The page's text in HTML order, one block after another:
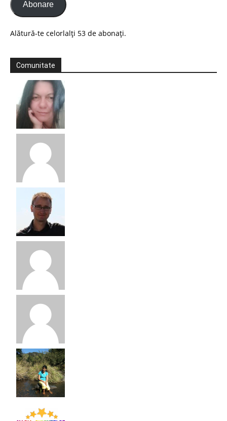
Abonare
Alătură-te celorlalți 53 de abonați.
Comunitate